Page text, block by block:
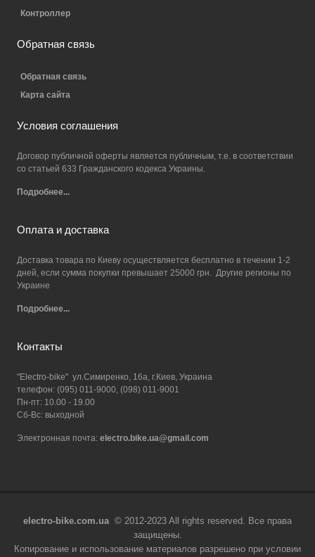
Контроллер
Обратная связь
Обратная связь
Карта сайта
Условия соглашения
Договор публичной оферты является публичным, т.е. в соответствии
со статьей 633 Гражданского кодекса Украины.
Подробнее...
Оплата и доставка
Доставка товара по Киеву осуществляется бесплатно в течении 1-2
дней, если сумма покупки превышает 25000 грн. Другие регионы по
Украине
Подробнее...
Контакты
"Electro-bike" ул.Симиренко, 16а, г.Киев, Украина
телефон: (095) 011-9000, (098) 011-9001
Пн-пт: 10.00 - 19.00
Сб-Вс: выходной
Электронная почта: electro.bike.ua@gmail.com
electro-bike.com.ua © 2012-2023 All rights reserved. Все права
защищены.
Копирование и использование материалов разрешено при условии